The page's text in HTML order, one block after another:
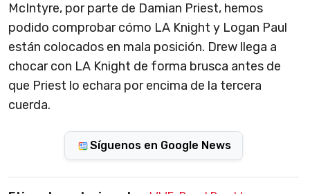
McIntyre, por parte de Damian Priest, hemos
podido comprobar cómo LA Knight y Logan Paul
están colocados en mala posición. Drew llega a
chocar con LA Knight de forma brusca antes de
que Priest lo echara por encima de la tercera
cuerda.
Síguenos en Google News